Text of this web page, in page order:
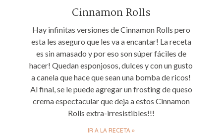
Cinnamon Rolls
Hay infinitas versiones de Cinnamon Rolls pero
esta les aseguro que les va a encantar! La receta
es sin amasado y por eso son súper fáciles de
hacer! Quedan esponjosos, dulces y con un gusto
a canela que hace que sean una bomba de ricos!
Al final, se le puede agregar un frosting de queso
crema espectacular que deja a estos Cinnamon
Rolls extra-irresistibles!!!
IR A LA RECETA »